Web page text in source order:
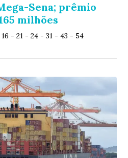
Sena; prêmio
milhões
- 21 - 24 - 31 - 43 - 54